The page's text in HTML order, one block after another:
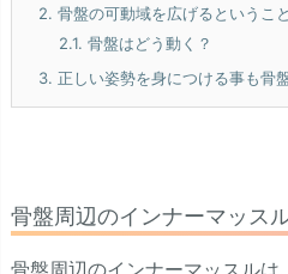
2. 骨盤の可動域を広げるということ
2.1. 骨盤はどう動く？
3. 正しい姿勢を身につける事も骨
骨盤周辺のインナーマッス